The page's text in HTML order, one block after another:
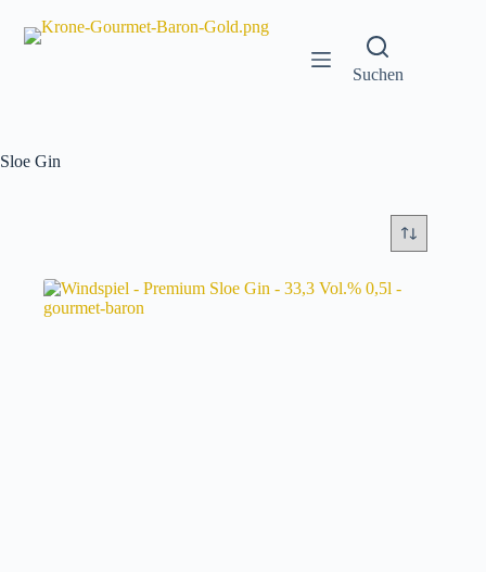
Inhalt
springen
Suchen
Sloe Gin